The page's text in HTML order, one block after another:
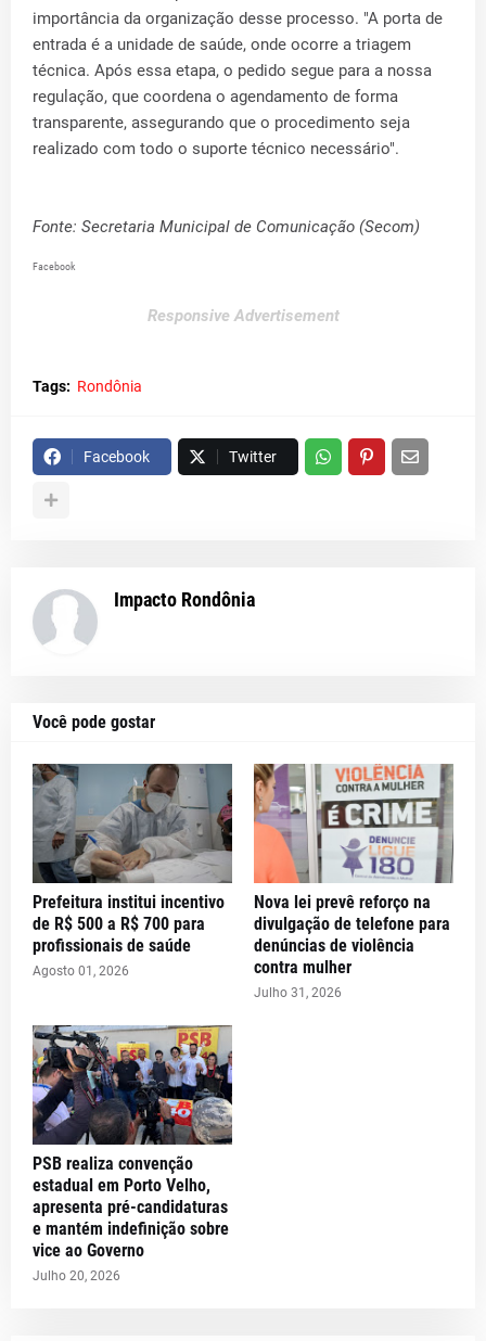
importância da organização desse processo. "A porta de
entrada é a unidade de saúde, onde ocorre a triagem
técnica. Após essa etapa, o pedido segue para a nossa
regulação, que coordena o agendamento de forma
transparente, assegurando que o procedimento seja
realizado com todo o suporte técnico necessário".
Fonte: Secretaria Municipal de Comunicação (Secom)
Facebook
Responsive Advertisement
Tags: Rondônia
Facebook Twitter
Impacto Rondônia
Você pode gostar
Prefeitura institui incentivo
de R$ 500 a R$ 700 para
profissionais de saúde
Agosto 01, 2026
Nova lei prevê reforço na
divulgação de telefone para
denúncias de violência
contra mulher
Julho 31, 2026
PSB realiza convenção
estadual em Porto Velho,
apresenta pré-candidaturas
e mantém indefinição sobre
vice ao Governo
Julho 20, 2026